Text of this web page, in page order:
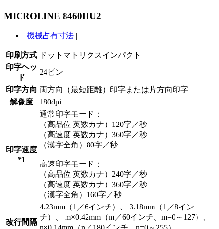
MICROLINE 8460HU2
| 機械占有寸法 |
印刷方式 ドットマトリクスインパクト
印字ヘッ
ド
24ピン
印字方向 両方向（最短距離）印字または片方向印字
解像度
180dpi
印字速度
*1
通常印字モード：
（高品位 英数カナ）120字／秒
（高速度 英数カナ）360字／秒
（漢字全角）80字／秒
高速印字モード：
（高品位 英数カナ）240字／秒
（高速度 英数カナ）360字／秒
（漢字全角）160字／秒
改行間隔
4.23mm（1／6インチ）、 3.18mm（1／8イン
チ）、 m×0.42mm（m／60インチ、m=0～127）、
n×0.14mm（n／180インチ、n=0～255）、